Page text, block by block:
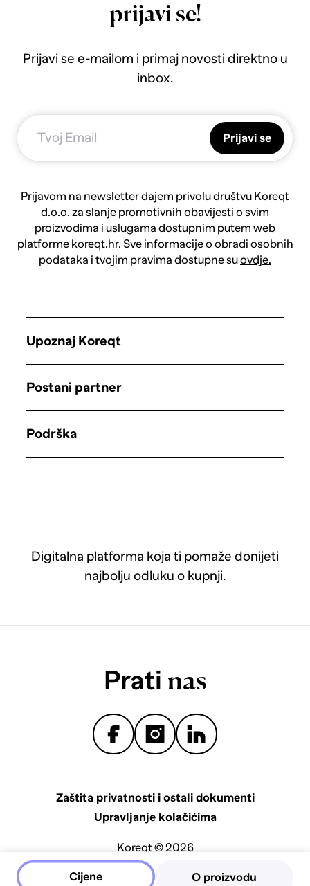
Cijene
prijavi se!
Prijavi se e-mailom i primaj novosti direktno u
inbox.
Prijavi se
Prijavom na newsletter dajem privolu društvu Koreqt
d.o.o. za slanje promotivnih obavijesti o svim
proizvodima i uslugama dostupnim putem web
platforme koreqt.hr. Sve informacije o obradi osobnih
podataka i tvojim pravima dostupne suovdje.
Digitalna platforma koja ti pomaže donijeti
najbolju odluku o kupnji.
Upoznaj Koreqt
Postani partner
Podrška
Prati nas
Zaštita privatnosti i ostali dokumenti
Upravljanje kolačićima
Koreqt © 2026